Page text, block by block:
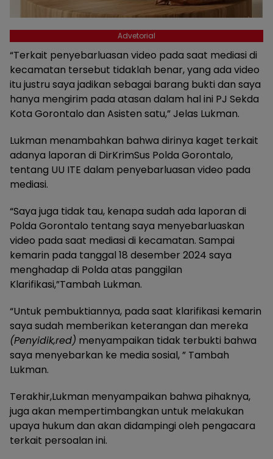
Advetorial
“Terkait penyebarluasan video pada saat mediasi di
kecamatan tersebut tidaklah benar, yang ada video
itu justru saya jadikan sebagai barang bukti dan saya
hanya mengirim pada atasan dalam hal ini PJ Sekda
Kota Gorontalo dan Asisten satu,” Jelas Lukman.
Lukman menambahkan bahwa dirinya kaget terkait
adanya laporan di DirKrimSus Polda Gorontalo,
tentang UU ITE dalam penyebarluasan video pada
mediasi.
“Saya juga tidak tau, kenapa sudah ada laporan di
Polda Gorontalo tentang saya menyebarluaskan
video pada saat mediasi di kecamatan. Sampai
kemarin pada tanggal 18 desember 2024 saya
menghadap di Polda atas panggilan
Klarifikasi,”Tambah Lukman.
“Untuk pembuktiannya, pada saat klarifikasi kemarin
saya sudah memberikan keterangan dan mereka
(Penyidik,red) menyampaikan tidak terbukti bahwa
saya menyebarkan ke media sosial, ” Tambah
Lukman.
Terakhir,Lukman menyampaikan bahwa pihaknya,
juga akan mempertimbangkan untuk melakukan
upaya hukum dan akan didampingi oleh pengacara
terkait persoalan ini.